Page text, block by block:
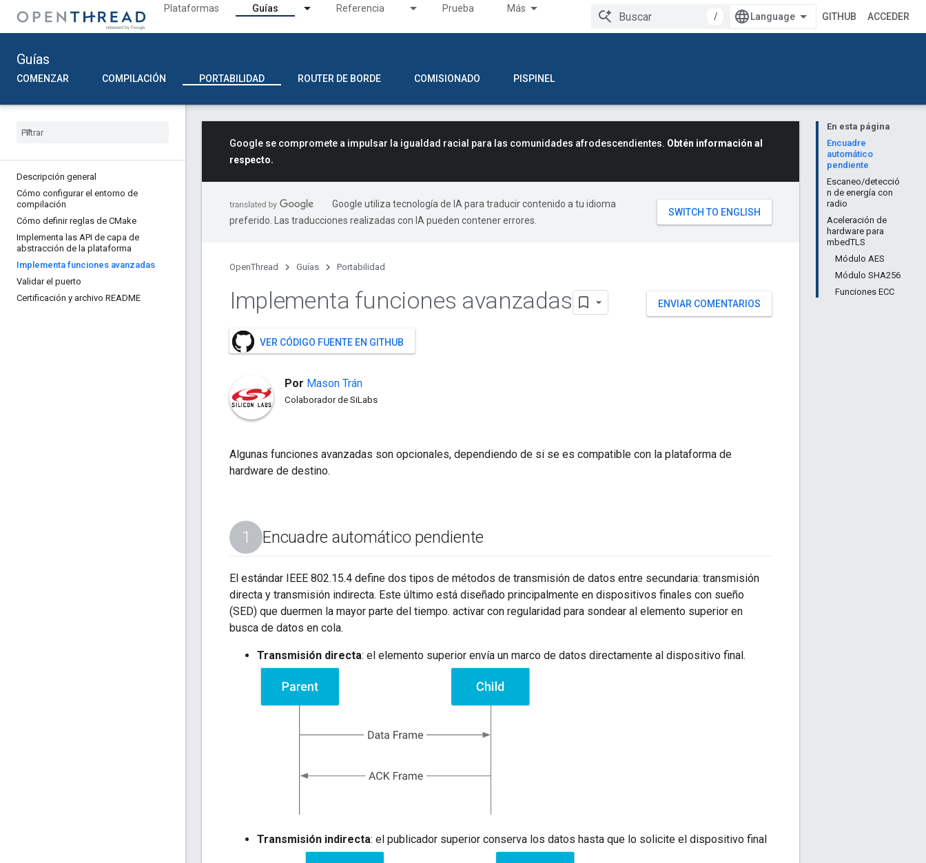
Plataformas Guías Referencia Prueba Más
/ GITHUB ACCEDER
Guías
COMENZAR COMPILACIÓN PORTABILIDAD ROUTER DE BORDE COMISIONADO PISPINEL
Descripción general
Cómo configurar el entorno de
compilación
Cómo definir reglas de CMake
Implementa las API de capa de
abstracción de la plataforma
Implementa funciones avanzadas
Validar el puerto
Certificación y archivo README
En esta página
Encuadre
automático
pendiente
Escaneo/detecció
n de energía con
radio
Aceleración de
hardware para
mbedTLS
Módulo AES
Módulo SHA256
Funciones ECC
Google se compromete a impulsar la igualdad racial para las comunidades afrodescendientes. Obtén información al
respecto.
Google utiliza tecnología de IA para traducir contenido a tu idioma
preferido. Las traducciones realizadas con IA pueden contener errores.
OpenThread Guías Portabilidad
ENVIAR COMENTARIOS
Implementa funciones avanzadas
VER CÓDIGO FUENTE EN GITHUB
Por Mason Trán
Colaborador de SiLabs
Algunas funciones avanzadas son opcionales, dependiendo de si se es compatible con la plataforma de
hardware de destino.
Encuadre automático pendiente
El estándar IEEE 802.15.4 define dos tipos de métodos de transmisión de datos entre secundaria: transmisión
directa y transmisión indirecta. Este último está diseñado principalmente en dispositivos finales con sueño
(SED) que duermen la mayor parte del tiempo. activar con regularidad para sondear al elemento superior en
busca de datos en cola.
Transmisión directa: el elemento superior envía un marco de datos directamente al dispositivo final.
Transmisión indirecta: el publicador superior conserva los datos hasta que lo solicite el dispositivo final